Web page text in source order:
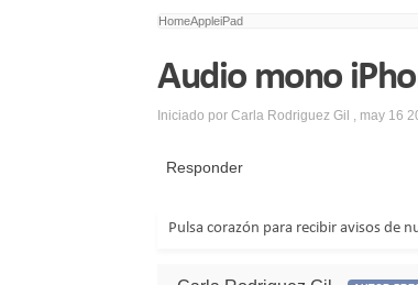
HomeAppleiPad
Audio mono
Iniciado por Carla Rodriguez Gil , may 16
Responder
Pulsa corazón para recibir avisos de